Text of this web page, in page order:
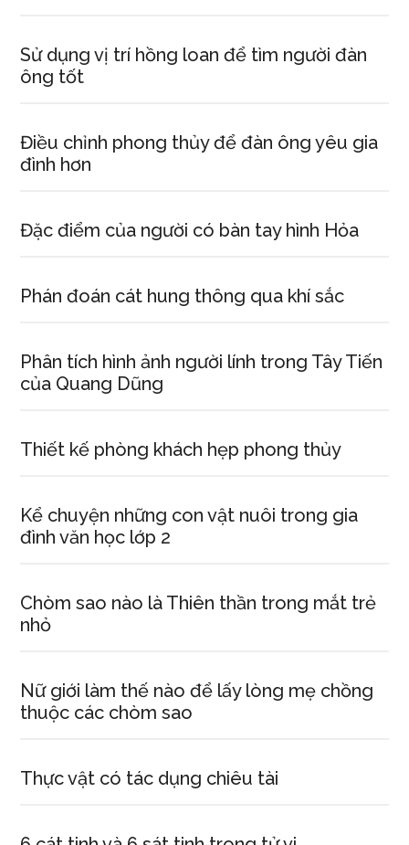
Sử dụng vị trí hồng loan để tìm người đàn
ông tốt
Điều chỉnh phong thủy để đàn ông yêu gia
đình hơn
Đặc điểm của người có bàn tay hình Hỏa
Phán đoán cát hung thông qua khí sắc
Phân tích hình ảnh người lính trong Tây Tiến
của Quang Dũng
Thiết kế phòng khách hẹp phong thủy
Kể chuyện những con vật nuôi trong gia
đình văn học lớp 2
Chòm sao nào là Thiên thần trong mắt trẻ
nhỏ
Nữ giới làm thế nào để lấy lòng mẹ chồng
thuộc các chòm sao
Thực vật có tác dụng chiêu tài